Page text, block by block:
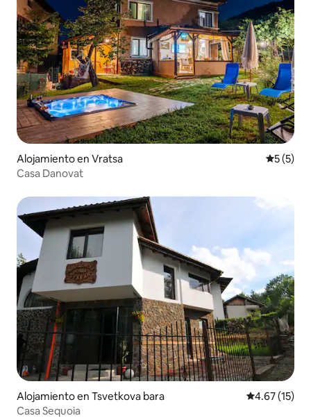
Alojamiento en Vratsa
5 (5)
Casa Danovat
Alojamiento en Tsvetkova bara Calificación
4.67 (15)
Casa Sequoia